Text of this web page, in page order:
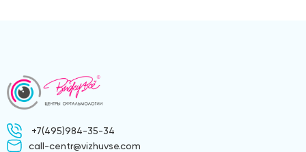
+7(495)984-35-34
call-centr@vizhuvse.com